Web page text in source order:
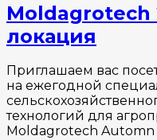
Moldagrotech
локация
Приглашаем вас
на ежегодной
технологий для
Moldagrotech Automn